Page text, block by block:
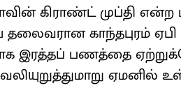
கிராண்ட் முப்தி
காந்தபுரம்
இரத்தப் பணத்தை
வலியுறுத்துமாறு